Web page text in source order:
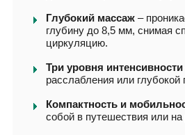
Глубокий массаж –
глубину до 8,5 мм, снимая
циркуляцию.
Три уровня интенсивности
расслабления или глубокой
Компактность и
собой в путешествия или на